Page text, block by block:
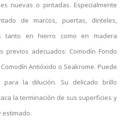
nuevas o pintadas. Especialmente
de marcos, puertas, dinteles,
tanto en hierro como en madera
previos adecuados: Comodín Fondo
Antióxido o Seakrome. Puede
para la dilución. Su delicado brillo
la terminación de sus superficies y
estimado.